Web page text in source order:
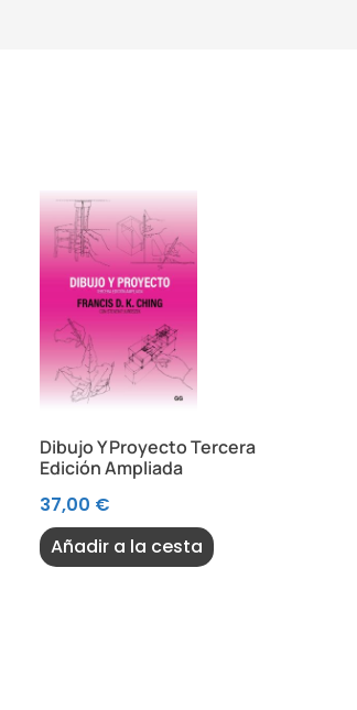
Dibujo Y Proyecto Tercera
Edición Ampliada
37,00 €
Añadir a la cesta